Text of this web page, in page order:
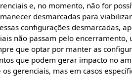
e, no momento, não for
desmarcadas para
configurações desmarcadas,
não passam pelo encerramento,
que optar por manter as
que podem gerar impacto no
gerenciais, mas em casos